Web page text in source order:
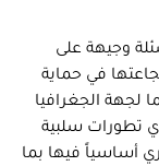
وجيهة على
في حماية
لجهة الجغرافيا
تطورات سلبية
أساسياً فيها بما